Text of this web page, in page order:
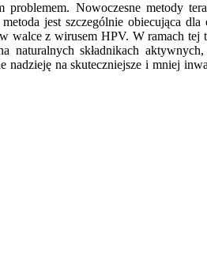
Nowoczesne metody
jest szczególnie obiecująca
walce z wirusem HPV. W ramach tej
składnikach
nadzieję na skuteczniejsze i mniej